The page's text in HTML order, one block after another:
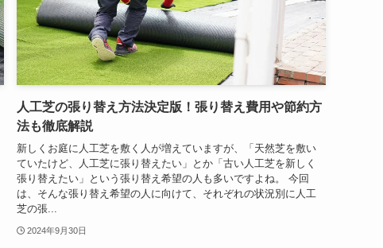
人工芝の張り替え方法決定版！張り替え費用や節約方
法も徹底解説
新しくお庭に人工芝を敷く人が増えていますが、「天然芝を敷い
ていたけど、人工芝に張り替えたい」とか「古い人工芝を新しく
張り替えたい」という張り替え希望の人も多いですよね。 今回
は、そんな張り替え希望の人に向けて、それぞれの状況別に人工
芝の張...
2024年9月30日